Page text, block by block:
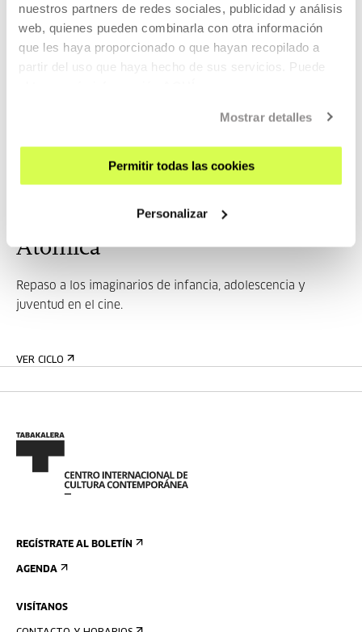
nuestros partners de redes sociales, publicidad y análisis
web, quienes pueden combinarla con otra información
que les haya proporcionado o que hayan recopilado a
partir del uso que haya hecho de sus servicios. Puede
Mostrar detalles
Permitir todas las cookies
Personalizar
Gastón Solnicki
Internacional de Fotografía y obtuvo su l...
Pertenece a Ciclo: La Era
Atómica
Repaso a los imaginarios de infancia, adolescencia y
juventud en el cine.
VER CICLO
REGÍSTRATE AL BOLETÍN
AGENDA
VISÍTANOS